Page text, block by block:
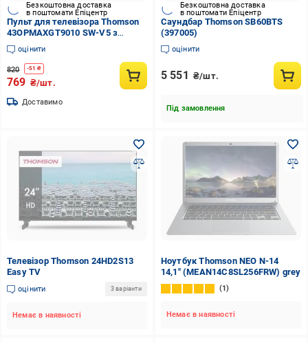
Безкоштовна доставка
в поштомати Епіцентр
Пульт для телевізора Thomson
43OPMAXGT9010 SW-V5 з
голосовим керуванням (3679/1)
оцінити
820 -51 ₴
769 ₴/шт.
Доставимо
Безкоштовна доставка
в поштомати Епіцентр
Саундбар Thomson SB60BTS
(397005)
оцінити
5 551 ₴/шт.
Під замовлення
Телевізор Thomson 24HD2S13
Easy TV
оцінити 3 варіанти
Немає в наявності
Ноутбук Thomson NEO N-14
14,1" (MEAN14C8SL256FRW) grey
1
Немає в наявності